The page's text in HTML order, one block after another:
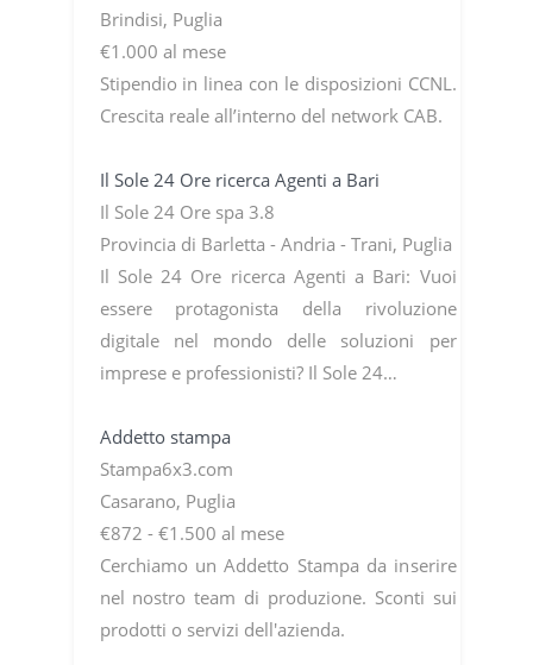
Brindisi, Puglia
€1.000 al mese
Stipendio in linea con le disposizioni CCNL.
Crescita reale all’interno del network CAB.
Il Sole 24 Ore ricerca Agenti a Bari
Il Sole 24 Ore spa 3.8
Provincia di Barletta - Andria - Trani, Puglia
Il Sole 24 Ore ricerca Agenti a Bari: Vuoi
essere protagonista della rivoluzione
digitale nel mondo delle soluzioni per
imprese e professionisti? Il Sole 24…
Addetto stampa
Stampa6x3.com
Casarano, Puglia
€872 - €1.500 al mese
Cerchiamo un Addetto Stampa da inserire
nel nostro team di produzione. Sconti sui
prodotti o servizi dell'azienda.